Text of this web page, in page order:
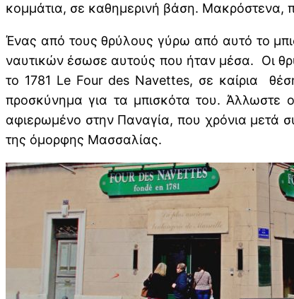
κομμάτια, σε καθημερινή βάση.
Ένας από τους θρύλους γύρω από αυτό το
ναυτικών έσωσε αυτούς που ήταν μέσα. Οι
το 1781 Le Four des Navettes, σε καίρια
προσκύνημα για τα μπισκότα του. Άλλωστε
αφιερωμένο στην Παναγία, που χρόνια μετά
της όμορφης Μασσαλίας.